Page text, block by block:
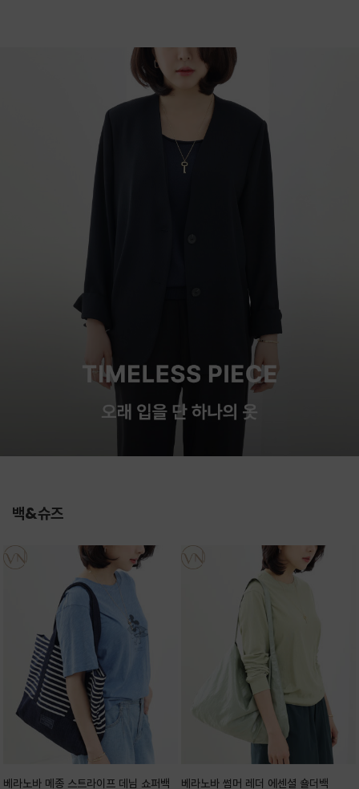
백&슈즈
베라노바 메종 스트라이프 데님 쇼퍼백 베라노바 썸머 레더 에센셜 숄더백